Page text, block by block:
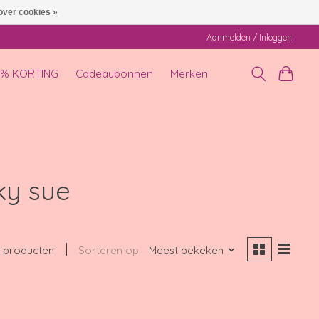
Aanmelden / Inloggen
KORTING Cadeaubonnen Merken
sue
producten Sorteren op Meest bekeken
cookies »